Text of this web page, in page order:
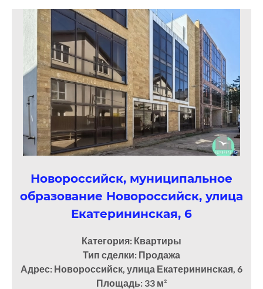
Новороссийск, муниципальное
образование Новороссийск, улица
Екатерининская, 6
Категория: Квартиры
Тип сделки: Продажа
Адрес: Новороссийск, улица Екатерининская, 6
Площадь: 33 м²